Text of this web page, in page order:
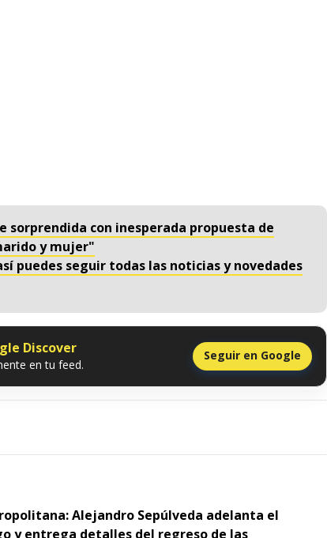
sorprendida con inesperada propuesta de
y mujer"
puedes seguir todas las noticias y novedades
Discover
en tu feed.
Seguir en Google
Alejandro Sepúlveda adelanta el
y entrega detalles del regreso de las